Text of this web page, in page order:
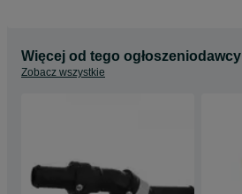
Więcej od tego ogłoszeniodawcy
Zobacz wszystkie